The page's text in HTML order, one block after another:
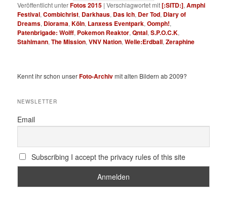
Veröffentlicht unterFotos 2015 |Verschlagwortet mit[:SITD:],Amphi
Festival,Combichrist, Darkhaus, Das Ich, Der Tod, Diary of
Dreams, Diorama,Köln, Lanxess Eventpark,Oomph!,
Patenbrigade: Wolff, Pokemon Reaktor,Qntal,S.P.O.C.K,
Stahlmann,The Mission,VNV Nation,Welle:Erdball,Zeraphine
Kennt ihr schon unserFoto-Archivmit alten Bildern ab 2009?
NEWSLETTER
Email
Subscribing I accept the privacy rules of this site